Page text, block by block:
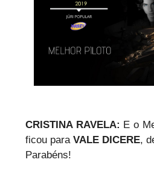
CRISTINA RAVELA: E o
ficou para VALE DICERE,
Parabéns!